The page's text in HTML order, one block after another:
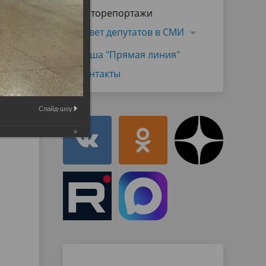
Муниципальная служба
Объявления
имущественного характера
Информационные материалы
Фоторепортажи
Совет депутатов в СМИ
Наша "Прямая линия"
Контакты
Слайд-шоу: